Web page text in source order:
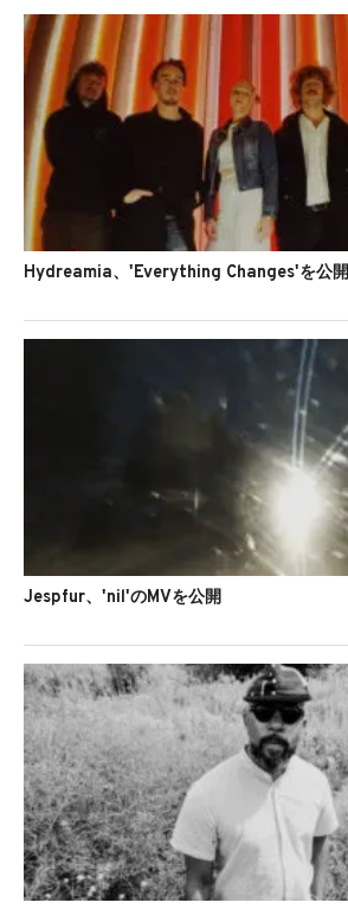
Hydreamia、'Everything Changes'を公開
Jespfur、'nil'のMVを公開